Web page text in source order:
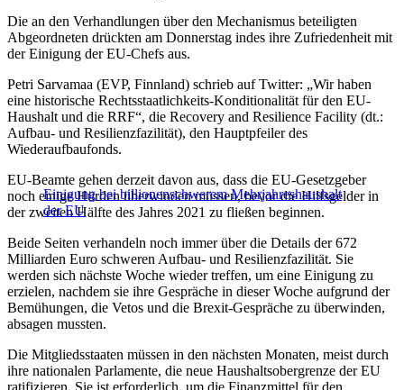
Die an den Verhandlungen über den Mechanismus beteiligten
Abgeordneten drückten am Donnerstag indes ihre Zufriedenheit mit
der Einigung der EU-Chefs aus.
Petri Sarvamaa (EVP, Finnland) schrieb auf Twitter: „Wir haben
eine historische Rechtsstaatlichkeits-Konditionalität für den EU-
Haushalt und die RRF“, die Recovery and Resilience Facility (dt.:
Aufbau- und Resilienzfazilität), den Hauptpfeiler des
Wiederaufbaufonds.
Einigung bei billionenschwerem Mehrjahreshaushalt
der EU
EU-Beamte gehen derzeit davon aus, dass die EU-Gesetzgeber
noch einige Hürden überwinden müssen, bevor die Hilfsgelder in
der zweiten Hälfte des Jahres 2021 zu fließen beginnen.
Beide Seiten verhandeln noch immer über die Details der 672
Milliarden Euro schweren Aufbau- und Resilienzfazilität. Sie
werden sich nächste Woche wieder treffen, um eine Einigung zu
erzielen, nachdem sie ihre Gespräche in dieser Woche aufgrund der
Bemühungen, die Vetos und die Brexit-Gespräche zu überwinden,
absagen mussten.
Die Mitgliedsstaaten müssen in den nächsten Monaten, meist durch
ihre nationalen Parlamente, die neue Haushaltsobergrenze der EU